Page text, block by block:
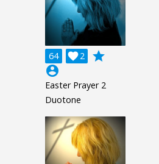
64 2

grade
account_circle
Easter Prayer 2
Duotone